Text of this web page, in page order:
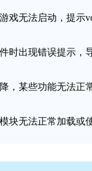
戏无法启动，提示
时出现错误提示，
，某些功能无法正
块无法正常加载或